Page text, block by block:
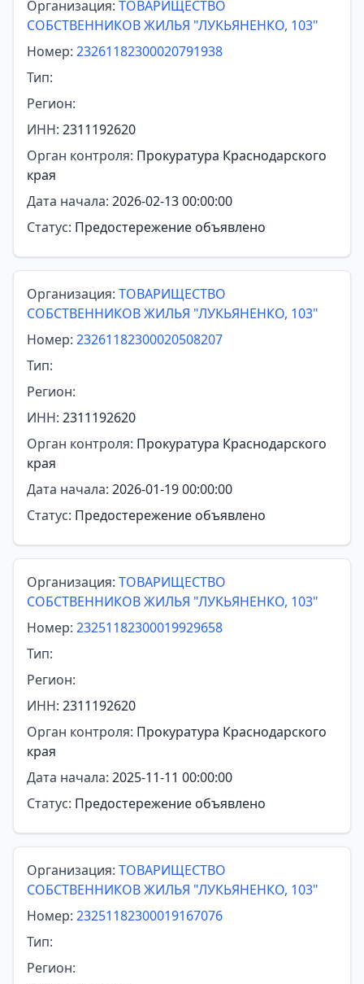
Организация: ТОВАРИЩЕСТВО
СОБСТВЕННИКОВ ЖИЛЬЯ "ЛУКЬЯНЕНКО, 103"
Номер: 23261182300020791938
Тип:
Регион:
ИНН: 2311192620
Орган контроля: Прокуратура Краснодарского
края
Дата начала: 2026-02-13 00:00:00
Статус: Предостережение объявлено
Организация: ТОВАРИЩЕСТВО
СОБСТВЕННИКОВ ЖИЛЬЯ "ЛУКЬЯНЕНКО, 103"
Номер: 23261182300020508207
Тип:
Регион:
ИНН: 2311192620
Орган контроля: Прокуратура Краснодарского
края
Дата начала: 2026-01-19 00:00:00
Статус: Предостережение объявлено
Организация: ТОВАРИЩЕСТВО
СОБСТВЕННИКОВ ЖИЛЬЯ "ЛУКЬЯНЕНКО, 103"
Номер: 23251182300019929658
Тип:
Регион:
ИНН: 2311192620
Орган контроля: Прокуратура Краснодарского
края
Дата начала: 2025-11-11 00:00:00
Статус: Предостережение объявлено
Организация: ТОВАРИЩЕСТВО
СОБСТВЕННИКОВ ЖИЛЬЯ "ЛУКЬЯНЕНКО, 103"
Номер: 23251182300019167076
Тип:
Регион: